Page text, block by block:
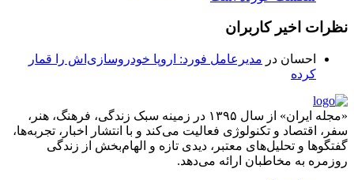
نظرات اخیر کاربران
احسان در مدیرعامل فورد: اروپا خودروسازی‌اش را قمار
کرده
«مجله ایران» از سال ۱۳۹۵ در زمینه سبک زندگی، فرهنگ، هنر،
سفر، اقتصاد و تکنولوژی فعالیت می‌کند و با انتشار اخبار، تجربه‌ها،
گفتگوها و تحلیل‌های معتبر، دیدی تازه و الهام‌بخش از زندگی
روزمره به مخاطبان ارائه می‌دهد.